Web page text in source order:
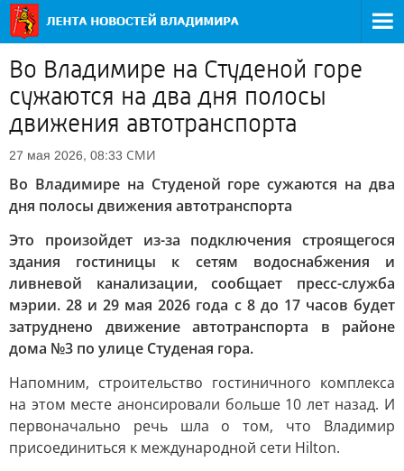
Во Владимире на Студеной горе
сужаются на два дня полосы
движения автотранспорта
27 мая 2026, 08:33 СМИ
Во Владимире на Студеной горе сужаются на два
дня полосы движения автотранспорта
Это произойдет из-за подключения строящегося
здания гостиницы к сетям водоснабжения и
ливневой канализации, сообщает пресс-служба
мэрии. 28 и 29 мая 2026 года с 8 до 17 часов будет
затруднено движение автотранспорта в районе
дома №3 по улице Студеная гора.
Напомним, строительство гостиничного комплекса
на этом месте анонсировали больше 10 лет назад. И
первоначально речь шла о том, что Владимир
присоединиться к международной сети Hilton.